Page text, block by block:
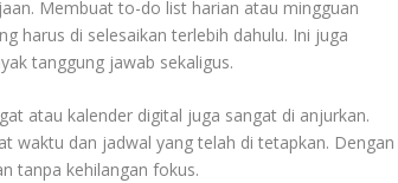
Membuat to-do list harian atau mingguan
harus di selesaikan terlebih dahulu. Ini juga
tanggung jawab sekaligus.
atau kalender digital juga sangat di anjurkan.
waktu dan jadwal yang telah di tetapkan. Dengan
tanpa kehilangan fokus.